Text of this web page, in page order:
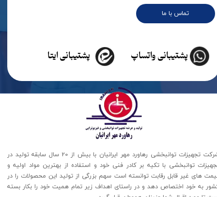
تماس با ما
پشتیبانی ایتا پشتیبانی واتساپ
شرکت تجهیزات توانبخشی رهاورد مهر ایرانیان با بیش از 20 سال سابقه تولید در
توانبخشی با تکیه بر کادر فنی خود و استفاده از بهترین مواد اولیه و
های غیر قابل رقابت توانسته است سهم بزرگی از تولید این محصولات را در
به خود اختصاص دهد و در راستای اهداف زیر تمام همیت خود را بکار بسته